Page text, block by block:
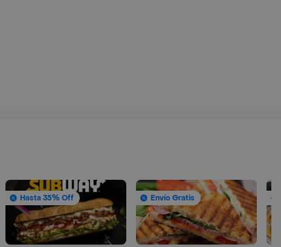
Hasta 35% Off Envío Gratis